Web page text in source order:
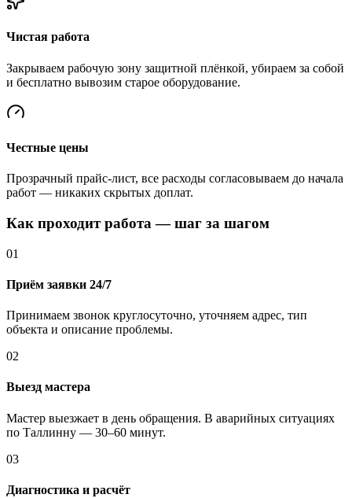
Чистая работа
Закрываем рабочую зону защитной плёнкой, убираем за собой
и бесплатно вывозим старое оборудование.
Честные цены
Прозрачный прайс-лист, все расходы согласовываем до начала
работ — никаких скрытых доплат.
Как проходит работа — шаг за шагом
01
Приём заявки 24/7
Принимаем звонок круглосуточно, уточняем адрес, тип
объекта и описание проблемы.
02
Выезд мастера
Мастер выезжает в день обращения. В аварийных ситуациях
по Таллинну — 30–60 минут.
03
Диагностика и расчёт